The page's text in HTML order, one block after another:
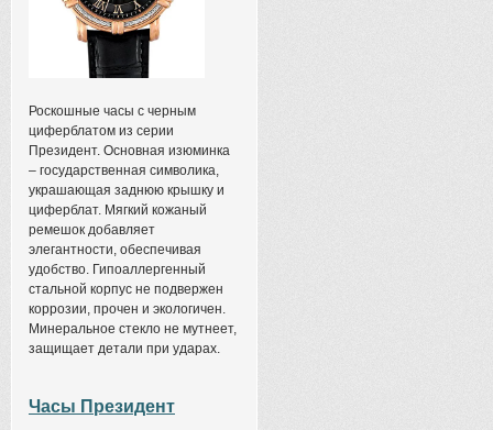
Роскошные часы с черным
циферблатом из серии
Президент. Основная изюминка
– государственная символика,
украшающая заднюю крышку и
циферблат. Мягкий кожаный
ремешок добавляет
элегантности, обеспечивая
удобство. Гипоаллергенный
стальной корпус не подвержен
коррозии, прочен и экологичен.
Минеральное стекло не мутнеет,
защищает детали при ударах.
Часы Президент